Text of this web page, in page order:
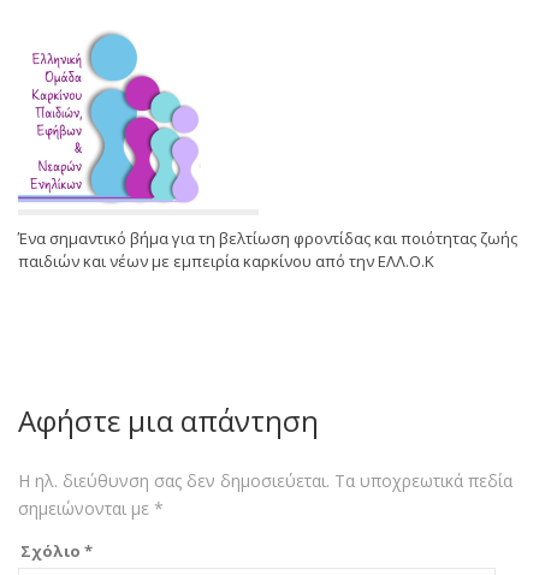
Ένα σημαντικό βήμα για τη βελτίωση φροντίδας και ποιότητας ζωής
παιδιών και νέων με εμπειρία καρκίνου από την ΕΛΛ.Ο.Κ
Αφήστε μια απάντηση
Η ηλ. διεύθυνση σας δεν δημοσιεύεται. Τα υποχρεωτικά πεδία
σημειώνονται με *
Σχόλιο *